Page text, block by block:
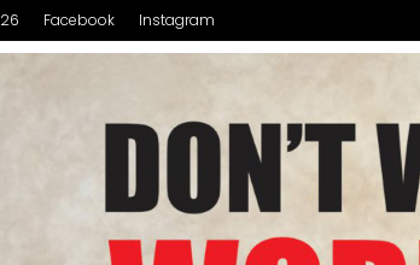
Facebook Instagram